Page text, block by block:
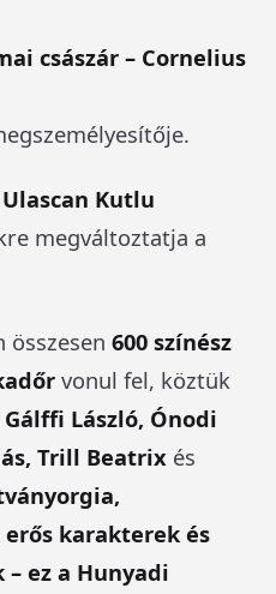
császár – Cornelius
Kutlu
megváltoztatja a
összesen 600 színész
vonul fel, köztük
Gálffi László, Ónodi
Trill Beatrix és
karakterek és
ez a Hunyadi